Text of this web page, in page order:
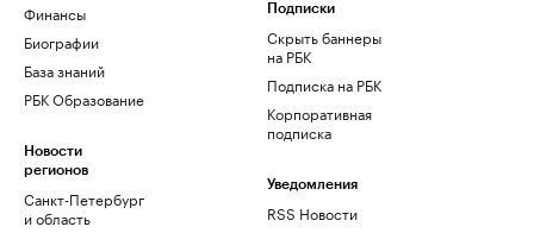
Финансы
Биографии
База знаний
РБК Образование
Новости
регионов
Санкт-Петербург
и область
Подписки
Скрыть баннеры
на РБК
Подписка на РБК
Корпоративная
подписка
Уведомления
RSS Новости